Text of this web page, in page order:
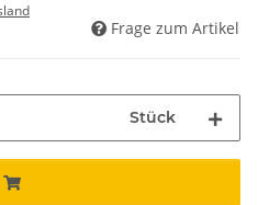
Frage zum Artikel
Stück